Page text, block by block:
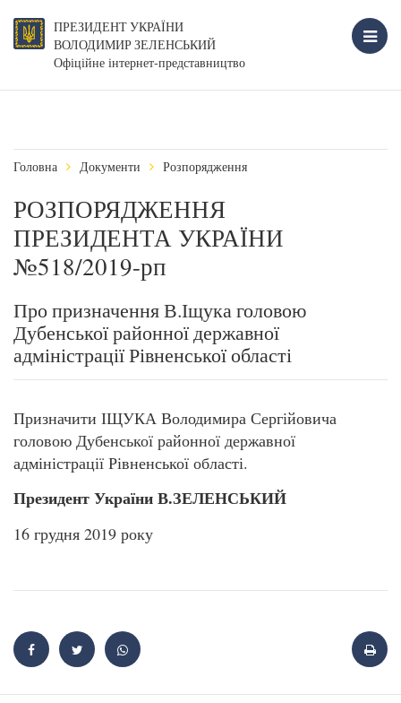
ПРЕЗИДЕНТ УКРАЇНИ
ВОЛОДИМИР ЗЕЛЕНСЬКИЙ
Офіційне інтернет-представництво
Головна Документи Розпорядження
РОЗПОРЯДЖЕННЯ
ПРЕЗИДЕНТА УКРАЇНИ
№518/2019-рп
Про призначення В.Іщука головою
Дубенської районної державної
адміністрації Рівненської області
Призначити ІЩУКА Володимира Сергійовича
головою Дубенської районної державної
адміністрації Рівненської області.
Президент України В.ЗЕЛЕНСЬКИЙ
16 грудня 2019 року